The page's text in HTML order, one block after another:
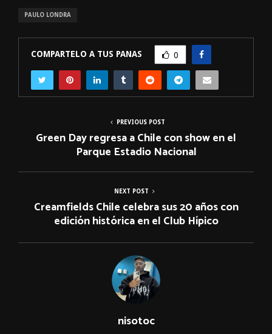
PAULO LONDRA
COMPARTELO A TUS PANAS 0
PREVIOUS POST
Green Day regresa a Chile con show en el
Parque Estadio Nacional
NEXT POST
Creamfields Chile celebra sus 20 años con
edición histórica en el Club Hípico
nisotoc